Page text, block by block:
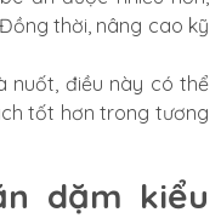
thời, nâng cao kỹ
nuốt, điều này có thể
tốt hơn trong tương
dặm kiểu